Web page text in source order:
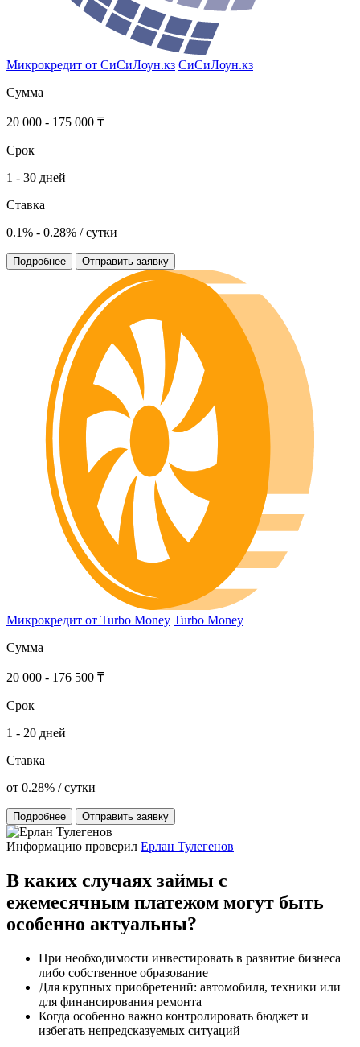
Микрокредит от СиСиЛоун.кз СиСиЛоун.кз
Сумма
20 000 - 175 000 ₸
Срок
1 - 30 дней
Ставка
0.1% - 0.28% / сутки
Подробнее Отправить заявку
Микрокредит от Turbo Money Turbo Money
Сумма
20 000 - 176 500 ₸
Срок
1 - 20 дней
Ставка
от 0.28% / сутки
Подробнее Отправить заявку
Информацию проверил Ерлан Тулегенов
В каких случаях займы с
ежемесячным платежом могут быть
особенно актуальны?
При необходимости инвестировать в развитие бизнеса
либо собственное образование
Для крупных приобретений: автомобиля, техники или
для финансирования ремонта
Когда особенно важно контролировать бюджет и
избегать непредсказуемых ситуаций